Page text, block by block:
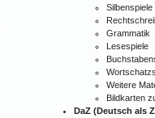
Silbenspiele
Grammatik
Lesespiele
Weitere
Bildkarten
DaZ (Deutsch als